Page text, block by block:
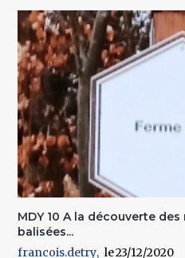
MDY 10 A la découverte
balisées...
francois.detry
23/12/2020